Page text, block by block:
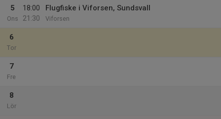
5
Ons
18:00
21:30
Flugfiske i Viforsen, Sundsvall
Viforsen
6
Tor
7
Fre
8
Lör